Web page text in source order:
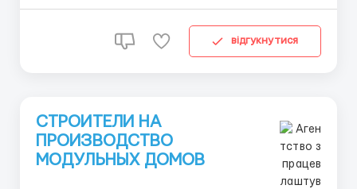
відгукнутися
СТРОИТЕЛИ НА
ПРОИЗВОДСТВО
МОДУЛЬНЫХ ДОМОВ